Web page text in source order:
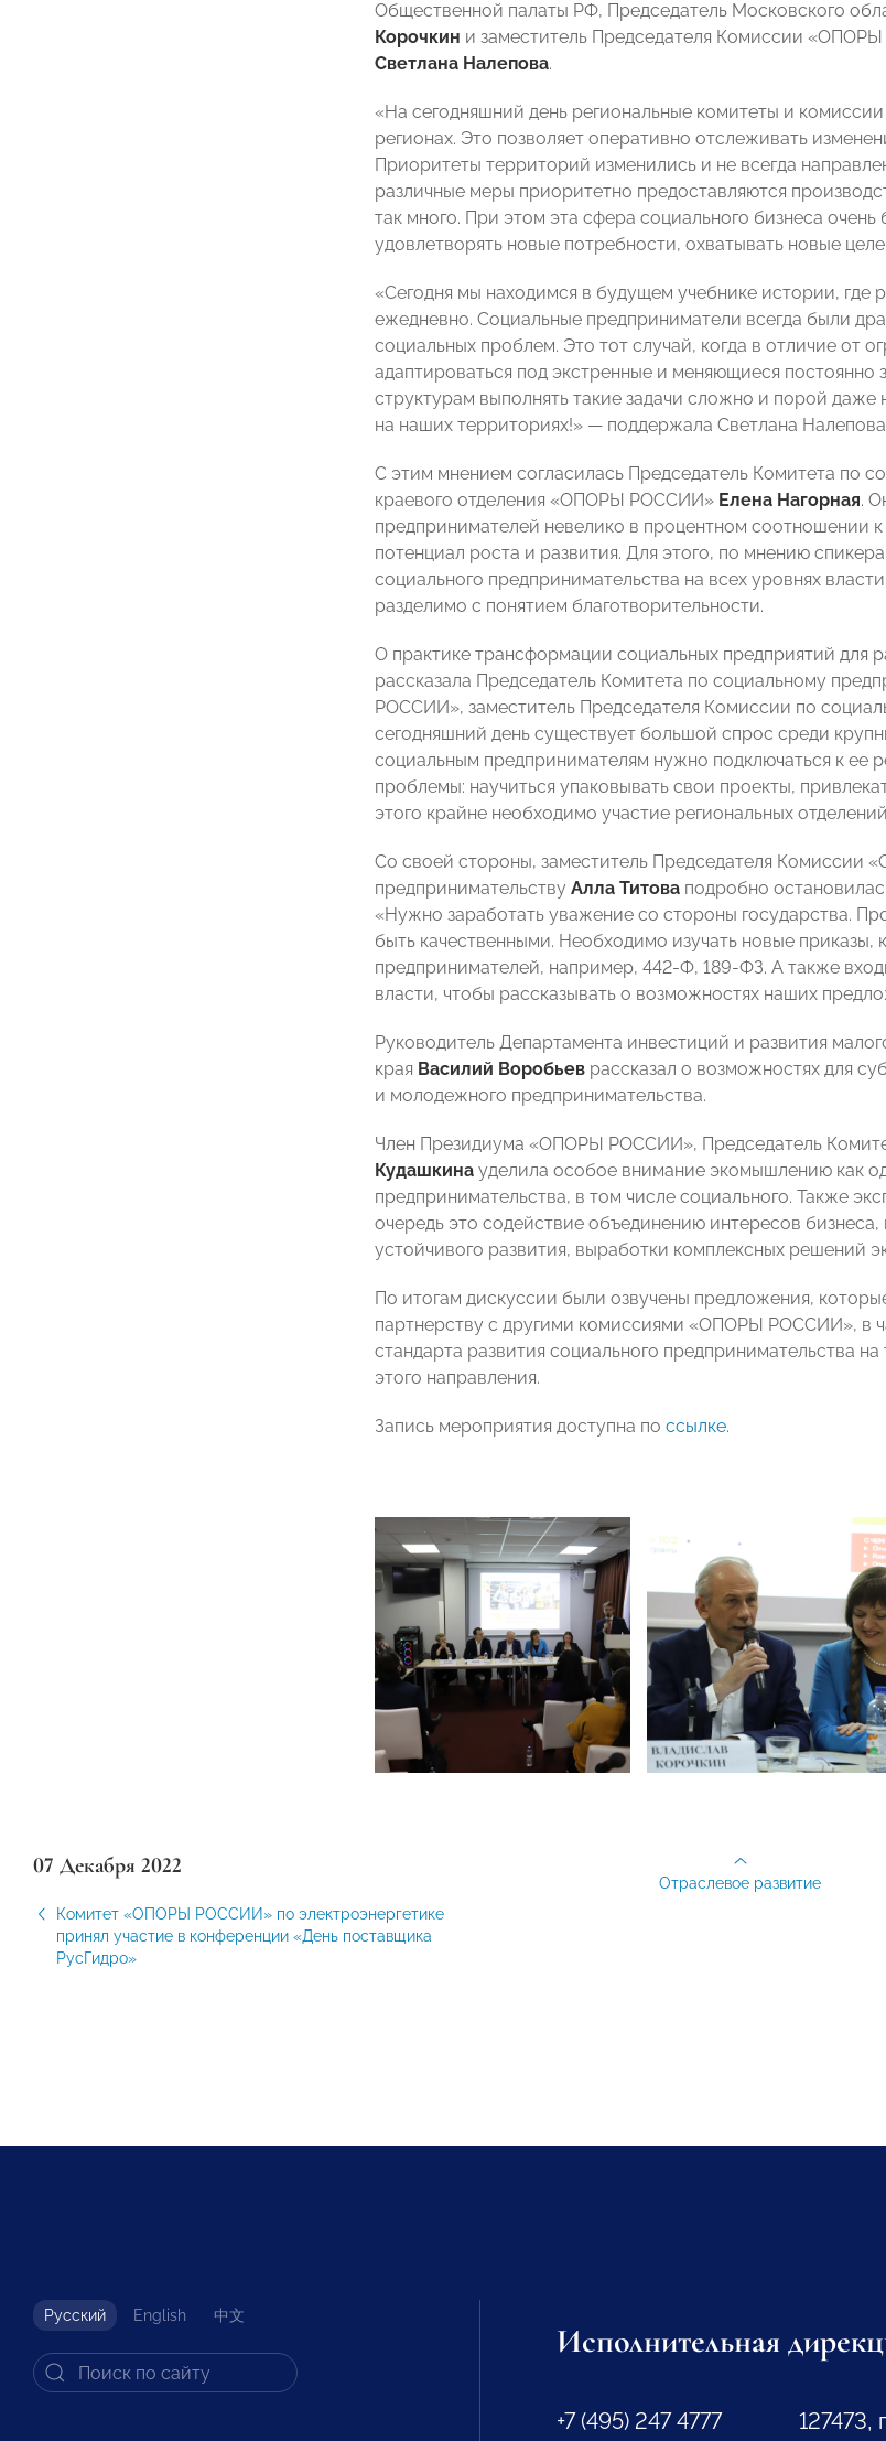
Общественной палаты РФ, Председатель Московского
Корочкин и заместитель Председателя Комиссии
Светлана Налепова.
«На сегодняшний день региональные комитеты и
регионах. Это позволяет оперативно отслеживать
Приоритеты территорий изменились и не всегда
различные меры приоритетно предоставляются
так много. При этом эта сфера социального бизнеса
удовлетворять новые потребности, охватывать новые
«Сегодня мы находимся в будущем учебнике истории, где
ежедневно. Социальные предприниматели всегда были
социальных проблем. Это тот случай, когда в отличие от
адаптироваться под экстренные и меняющиеся
структурам выполнять такие задачи сложно и порой
на наших территориях!» — поддержала Светлана
С этим мнением согласилась Председатель Комитета по
краевого отделения «ОПОРЫ РОССИИ» Елена Нагорная.
предпринимателей невелико в процентном соотношении
потенциал роста и развития. Для этого, по мнению
социального предпринимательства на всех уровнях
разделимо с понятием благотворительности.
О практике трансформации социальных предприятий для
рассказала Председатель Комитета по социальному
РОССИИ», заместитель Председателя Комиссии по
сегодняшний день существует большой спрос среди
социальным предпринимателям нужно подключаться к
проблемы: научиться упаковывать свои проекты,
этого крайне необходимо участие региональных
Со своей стороны, заместитель Председателя
предпринимательству Алла Титова подробно
«Нужно заработать уважение со стороны государства.
быть качественными. Необходимо изучать новые
предпринимателей, например, 442-Ф, 189-ФЗ. А также
власти, чтобы рассказывать о возможностях наших
Руководитель Департамента инвестиций и развития
края Василий Воробьев рассказал о возможностях для
и молодежного предпринимательства.
Член Президиума «ОПОРЫ РОССИИ», Председатель
Кудашкина уделила особое внимание экомышлению как
предпринимательства, в том числе социального. Также
очередь это содействие объединению интересов
устойчивого развития, выработки комплексных решений
По итогам дискуссии были озвучены предложения,
партнерству с другими комиссиями «ОПОРЫ РОССИИ», в
стандарта развития социального предпринимательства
этого направления.
Запись мероприятия доступна по ссылке.
07 Декабря 2022
Комитет «ОПОРЫ РОССИИ» по электроэнергетике
принял участие в конференции «День поставщика
РусГидро»
Отраслевое развитие
Русский English 中文
Исполнительная
+7 (495) 247 4777 127473,